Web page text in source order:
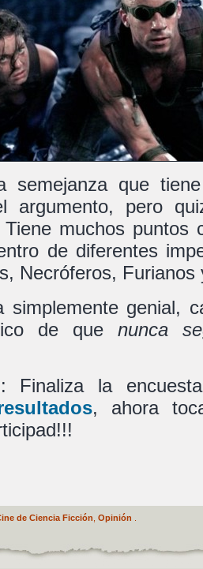
semejanza que
argumento, pero
Tiene muchos puntos
de diferentes
Necróferos, Furianos
simplemente genial,
de que nunca
: Finaliza la
, ahora
de Ciencia Ficción Opinión